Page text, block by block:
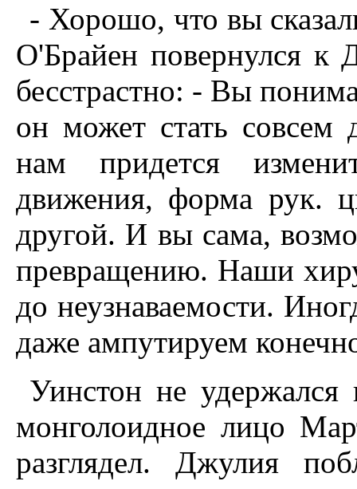
- Хорошо, что вы
О'Брайен повернулся к
бесстрастно: - Вы
он может стать совсем
нам придется
движения, форма рук.
другой. И вы сама,
превращению. Наши
до неузнаваемости.
даже ампутируем
Уинстон не удержался
монголоидное лицо
разглядел. Джулия